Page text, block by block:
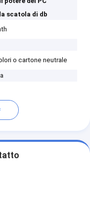
scatola di db
o cartone neutrale